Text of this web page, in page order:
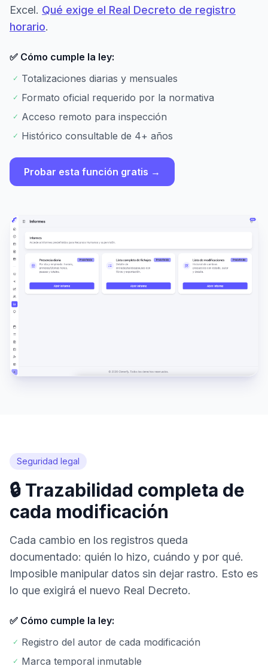
Excel. Qué exige el Real Decreto de registro
horario.
✅ Cómo cumple la ley:
✓ Totalizaciones diarias y mensuales
✓ Formato oficial requerido por la normativa
✓ Acceso remoto para inspección
✓ Histórico consultable de 4+ años
Probar esta función gratis →
Seguridad legal
🔒 Trazabilidad completa de
cada modificación
Cada cambio en los registros queda
documentado: quién lo hizo, cuándo y por qué.
Imposible manipular datos sin dejar rastro. Esto es
lo que exigirá el nuevo Real Decreto.
✅ Cómo cumple la ley:
✓ Registro del autor de cada modificación
✓ Marca temporal inmutable